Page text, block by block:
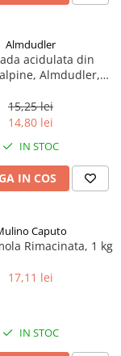
Almdudler
acidulata din
Almdudler,
15,25 lei
14,80 lei
IN STOC
IN COS
Caputo
Rimacinata, 1 kg
17,11 lei
IN STOC